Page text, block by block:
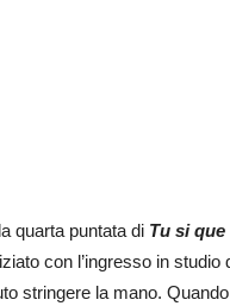
quarta puntata di Tu si que
con l’ingresso in
stringere la mano.